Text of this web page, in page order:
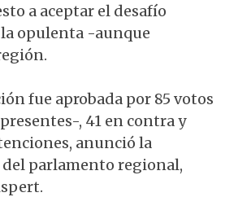
a aceptar el desafío
opulenta -aunque
fue aprobada por 85 votos
, 41 en contra y
anunció la
parlamento regional,